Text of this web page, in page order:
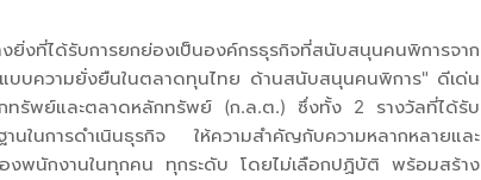
งที่ได้รับการยกย่องเป็นองค์กรธุรกิจที่สนับสนุนคนพิการจาก
บความยั่งยืนในตลาดทุนไทย ด้านสนับสนุนคนพิการ" ดีเด่น
ทรัพย์และตลาดหลักทรัพย์ (ก.ล.ต.) ซึ่งทั้ง 2 รางวัลที่ได้รับ
นในการดำเนินธุรกิจ ให้ความสำคัญกับความหลากหลายและ
งพนักงานในทุกคน ทุกระดับ โดยไม่เลือกปฏิบัติ พร้อมสร้าง